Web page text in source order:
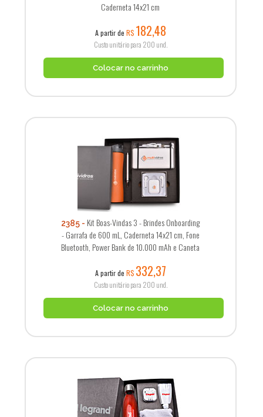
Caderneta 14x21 cm
A partir de R$ 182,48
Custo unitário para 200 und.
Colocar no carrinho
2385
Kit Boas-Vindas 3 - Brindes Onboarding
- Garrafa de 600 mL, Caderneta 14x21 cm, Fone
Bluetooth, Power Bank de 10.000 mAh e Caneta
A partir de R$ 332,37
Custo unitário para 200 und.
Colocar no carrinho